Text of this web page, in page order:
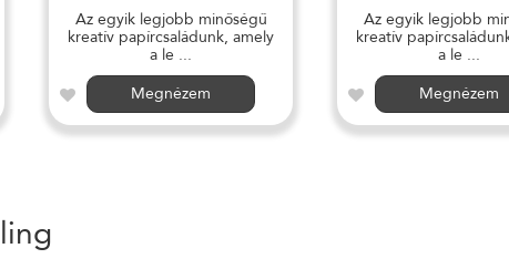
Az egyik legjobb minőségű
kreatív papírcsaládunk, amely
a le ...
Megnézem
Az egyik legjobb
kreatív
a le ...
Megnézem